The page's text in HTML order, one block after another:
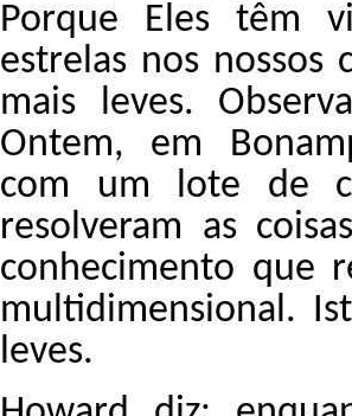
Porque Eles têm
estrelas nos nossos
mais leves.
Ontem, em
com um lote de
resolveram as
conhecimento que
multidimensional.
leves.